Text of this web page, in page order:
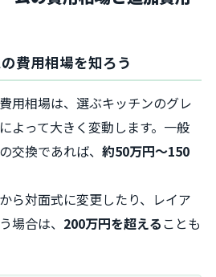
費用相場を知ろう
用相場は、選ぶキッチンのグレ
よって大きく変動します。一般
交換であれば、 約50万円～150
ら対面式に変更したり、レイア
場合は、 200万円を超えることも